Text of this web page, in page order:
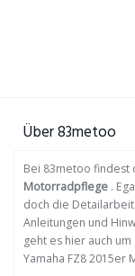
Über 83metoo
Bei 83metoo findest
Motorradpflege .
doch die
Anleitungen und
geht es hier auch um
Yamaha FZ8 2015er